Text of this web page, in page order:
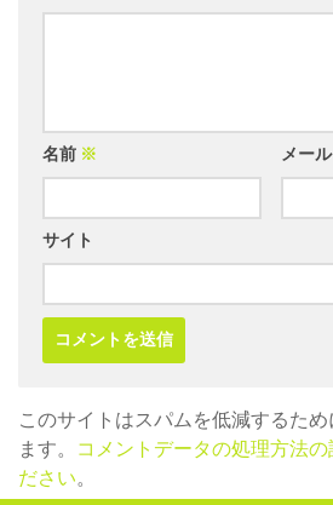
名前 ※ メール
サイト
このサイトはスパムを低減するた
ます。
コメントデータの処理方法
ださい。